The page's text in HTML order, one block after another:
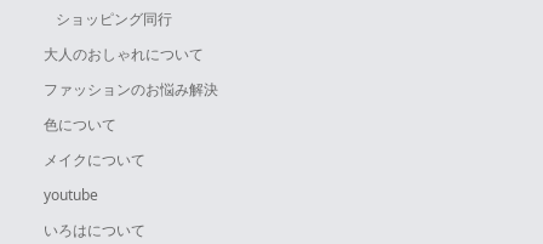
ショッピング同行
大人のおしゃれについて
ファッションのお悩み解決
色について
メイクについて
youtube
いろはについて